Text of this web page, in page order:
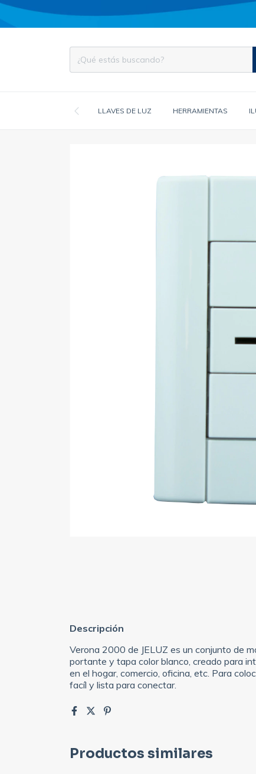
LLAVES DE LUZ HERRAMIENTAS
Descripción
Verona 2000 de JELUZ es un conjunto de
portante y tapa color blanco, creado para
en el hogar, comercio, oficina, etc. Para
facíl y lista para conectar.
Productos similares